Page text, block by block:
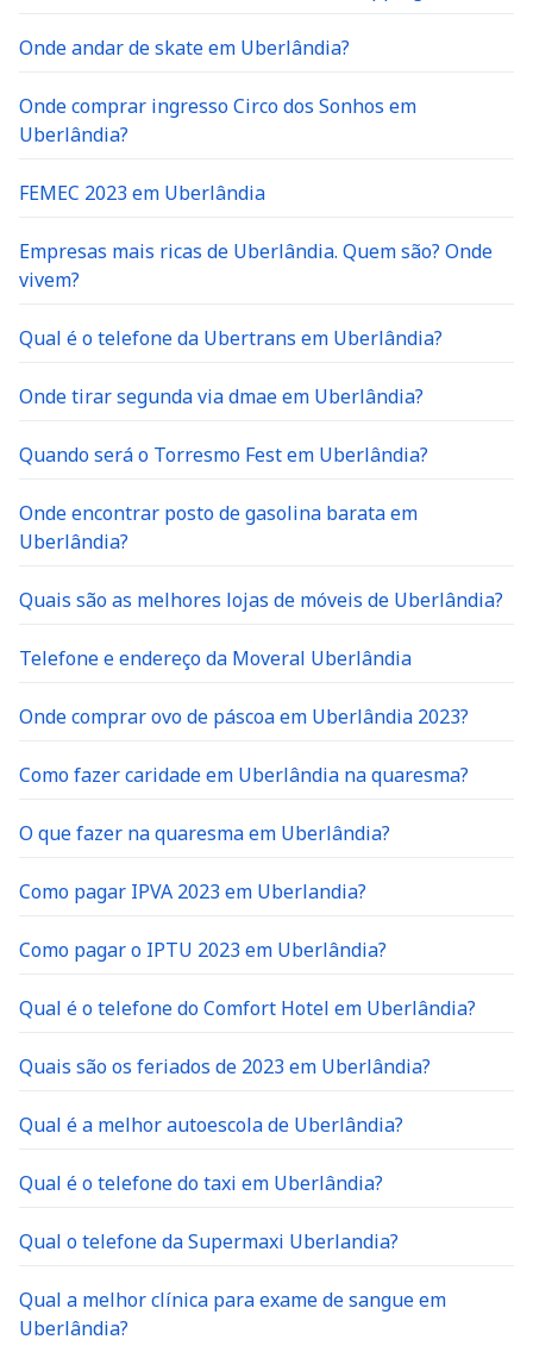
Onde andar de skate em Uberlândia?
Onde comprar ingresso Circo dos Sonhos em
Uberlândia?
FEMEC 2023 em Uberlândia
Empresas mais ricas de Uberlândia. Quem são? Onde
vivem?
Qual é o telefone da Ubertrans em Uberlândia?
Onde tirar segunda via dmae em Uberlândia?
Quando será o Torresmo Fest em Uberlândia?
Onde encontrar posto de gasolina barata em
Uberlândia?
Quais são as melhores lojas de móveis de Uberlândia?
Telefone e endereço da Moveral Uberlândia
Onde comprar ovo de páscoa em Uberlândia 2023?
Como fazer caridade em Uberlândia na quaresma?
O que fazer na quaresma em Uberlândia?
Como pagar IPVA 2023 em Uberlandia?
Como pagar o IPTU 2023 em Uberlândia?
Qual é o telefone do Comfort Hotel em Uberlândia?
Quais são os feriados de 2023 em Uberlândia?
Qual é a melhor autoescola de Uberlândia?
Qual é o telefone do taxi em Uberlândia?
Qual o telefone da Supermaxi Uberlandia?
Qual a melhor clínica para exame de sangue em
Uberlândia?